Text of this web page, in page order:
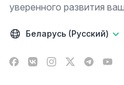
уверенного развития
Беларусь (Русский)
Facebook
VK Instagram
X Telegram